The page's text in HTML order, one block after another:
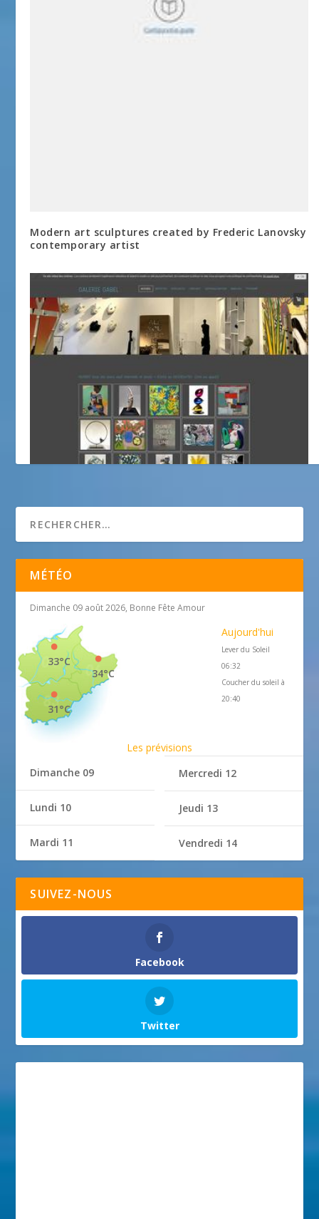
Modern art sculptures created by Frederic Lanovsky
contemporary artist
MÉTÉO
Dimanche 09 août 2026, Bonne Fête Amour
34°C
33°C
31°C
Aujourd'hui
Lever du Soleil
06:32
Coucher du soleil à
20:40
Les prévisions
Dimanche 09
Lundi 10
Mardi 11
Mercredi 12
Jeudi 13
Vendredi 14
SUIVEZ-NOUS
Facebook
Twitter